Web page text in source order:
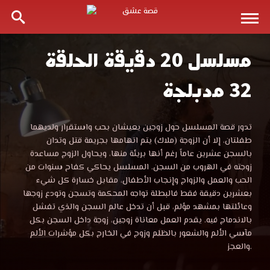
مسلسل
20
دقيقة
الحلقة
مدبلجة
قصة
مسلسل 20 دقيقة الحلقة
32 مدبلجة
مسلسل
20
دقيقة
الحلقة
مدبلجة
عشق
الموقع
تدور قصة المسلسل حول زوجين يعيشان بحب واستقرار ولديهما
طفلتان، إلا أن الزوجة (ملاك) يتم اتهامها بجريمة قتل وتدان
بالسجن عشرين عاماً رغم أنها بريئة منها، ويحاول الزوج مساعدة
زوجته في الهروب من السجن. المسلسل يحاكي كفاح سنوات من
الحب والعمل والزواج وإنجاب الأطفال، مقابل خسارة كل شيء
بعشرين دقيقة فقط فالبطلة تواجه المحكمة وتسجن وتودع زوجها
وعائلتها بمشهد مؤلم، قبل أن تدخل عالم السجن والذي تفشل
بالاندماج فيه. يقدم العمل معاناة زوجين، زوجة داخل السجن بكل
مآسي الألم والشعور بالظلم وزوج في الخارج بكل مؤشرات الألم
والعجز.